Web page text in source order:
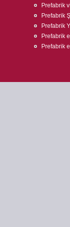
Prefabrik
Prefabrik
Prefabrik
Prefabrik
Prefabrik